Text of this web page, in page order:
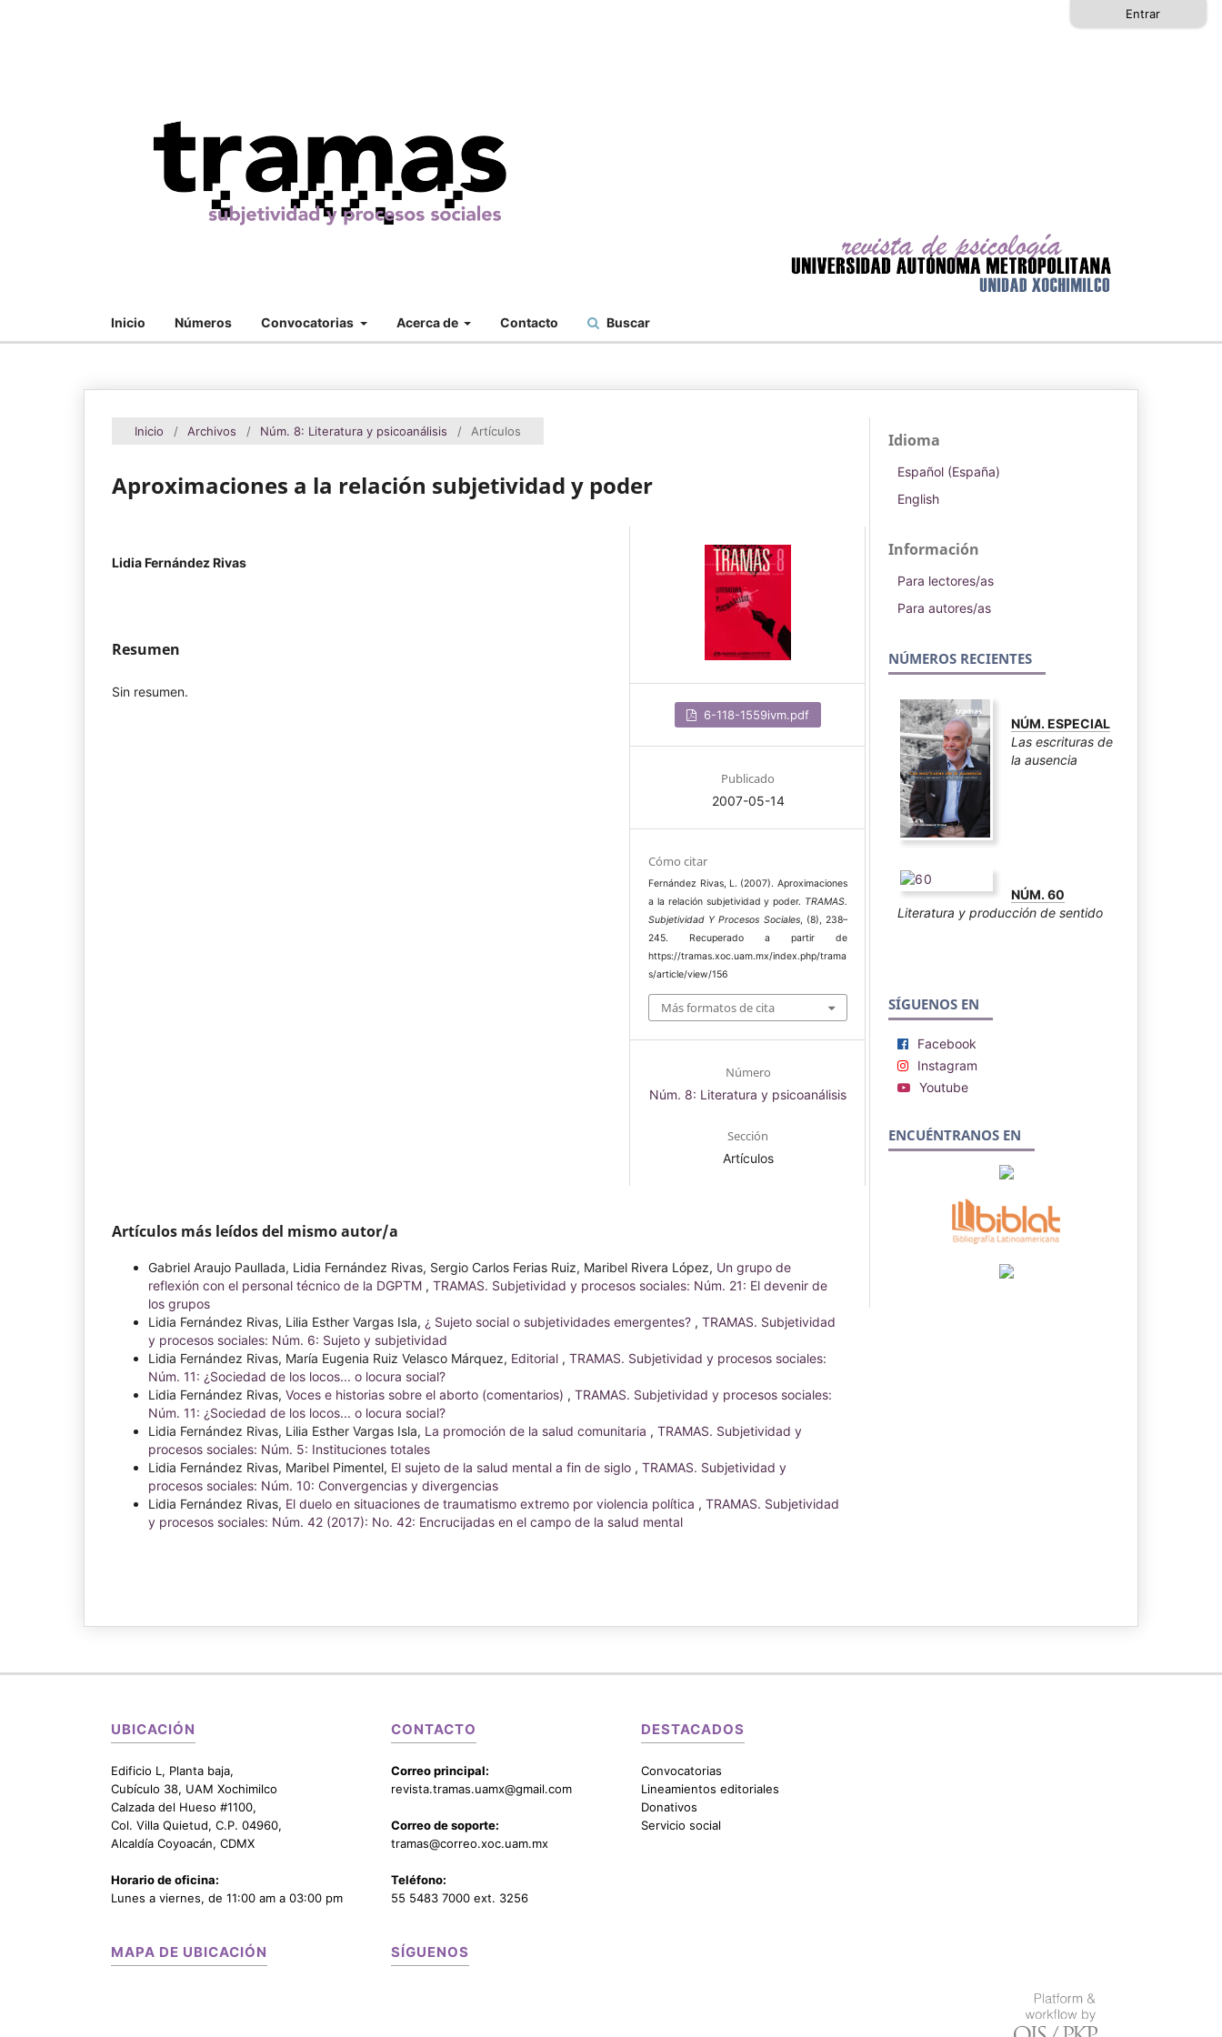
Inicio Números Convocatorias Acerca de Contacto Buscar
Entrar
Inicio / Archivos / Núm. 8: Literatura y psicoanálisis / Artículos
Aproximaciones a la relación subjetividad y poder
Lidia Fernández Rivas
Resumen
Sin resumen.
6-118-1559ivm.pdf
Publicado
2007-05-14
Cómo citar
Fernández Rivas, L. (2007). Aproximaciones
a la relación subjetividad y poder. TRAMAS.
Subjetividad Y Procesos Sociales, (8), 238–
245. Recuperado a partir de
https://tramas.xoc.uam.mx/index.php/trama
s/article/view/156
Más formatos de cita
Número
Núm. 8: Literatura y psicoanálisis
Sección
Artículos
Artículos más leídos del mismo autor/a
Gabriel Araujo Paullada, Lidia Fernández Rivas, Sergio Carlos Ferias Ruiz, Maribel Rivera López, Un grupo de
reflexión con el personal técnico de la DGPTM , TRAMAS. Subjetividad y procesos sociales: Núm. 21: El devenir de
los grupos
Lidia Fernández Rivas, Lilia Esther Vargas Isla, ¿ Sujeto social o subjetividades emergentes? , TRAMAS. Subjetividad
y procesos sociales: Núm. 6: Sujeto y subjetividad
Lidia Fernández Rivas, María Eugenia Ruiz Velasco Márquez, Editorial , TRAMAS. Subjetividad y procesos sociales:
Núm. 11: ¿Sociedad de los locos... o locura social?
Lidia Fernández Rivas, Voces e historias sobre el aborto (comentarios) , TRAMAS. Subjetividad y procesos sociales:
Núm. 11: ¿Sociedad de los locos... o locura social?
Lidia Fernández Rivas, Lilia Esther Vargas Isla, La promoción de la salud comunitaria , TRAMAS. Subjetividad y
procesos sociales: Núm. 5: Instituciones totales
Lidia Fernández Rivas, Maribel Pimentel, El sujeto de la salud mental a fin de siglo , TRAMAS. Subjetividad y
procesos sociales: Núm. 10: Convergencias y divergencias
Lidia Fernández Rivas, El duelo en situaciones de traumatismo extremo por violencia política , TRAMAS. Subjetividad
y procesos sociales: Núm. 42 (2017): No. 42: Encrucijadas en el campo de la salud mental
Idioma
Español (España)
English
Información
Para lectores/as
Para autores/as
NÚMEROS RECIENTES
NÚM. ESPECIAL
Las escrituras de
la ausencia
NÚM. 60
Literatura y producción de sentido
SÍGUENOS EN
Facebook
Instagram
Youtube
ENCUÉNTRANOS EN
UBICACIÓN
Edificio L, Planta baja,
Cubículo 38, UAM Xochimilco
Calzada del Hueso #1100,
Col. Villa Quietud, C.P. 04960,
Alcaldía Coyoacán, CDMX
Horario de oficina:
Lunes a viernes, de 11:00 am a 03:00 pm
MAPA DE UBICACIÓN
CONTACTO
Correo principal:
revista.tramas.uamx@gmail.com
Correo de soporte:
tramas@correo.xoc.uam.mx
Teléfono:
55 5483 7000 ext. 3256
SÍGUENOS
DESTACADOS
Convocatorias
Lineamientos editoriales
Donativos
Servicio social